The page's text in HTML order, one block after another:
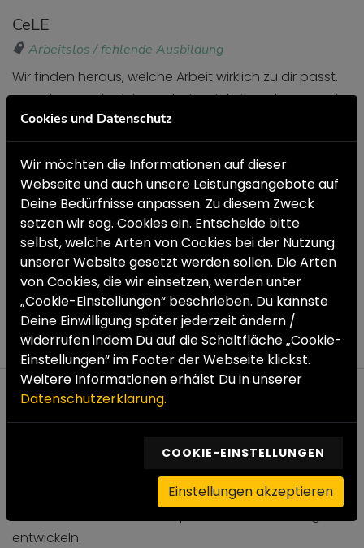
CeLE
Arbeitslos / fehlende Ausbildung
Wir finden heraus, welche Arbeit wirklich zu dir passt.
Dann kannst du deine Teilzeittätigkeit ausbauen oder
einen attraktiven Vollzeitjob finden, der dir Spaß
macht.
FLYER HERUNTERLADEN
Kontakt
Frau Traicy Gensch-Weiland
Lahnstr. 52 / 3. OG • 12055 Berlin
Tel: 030 / 26 56 85 71
E-Mail:
cele-nk@hilfe-aus-einer-hand.de
CiA Coachingcenter individuelle Aktivierung
Gemeinsam arbeiten wir daran, Ihre Situation zu
entwickeln.
Cookies und Datenschutz
Wir möchten die Informationen auf dieser
Webseite und auch unsere Leistungsangebote auf
Deine Bedürfnisse anpassen. Zu diesem Zweck
setzen wir sog. Cookies ein. Entscheide bitte
selbst, welche Arten von Cookies bei der Nutzung
unserer Website gesetzt werden sollen. Die Arten
von Cookies, die wir einsetzen, werden unter
„Cookie-Einstellungen“ beschrieben. Du kannste
Deine Einwilligung später jederzeit ändern /
widerrufen indem Du auf die Schaltfläche „Cookie-
Einstellungen“ im Footer der Webseite klickst.
Weitere Informationen erhälst Du in unserer
Datenschutzerklärung.
COOKIE-EINSTELLUNGEN
Einstellungen akzeptieren